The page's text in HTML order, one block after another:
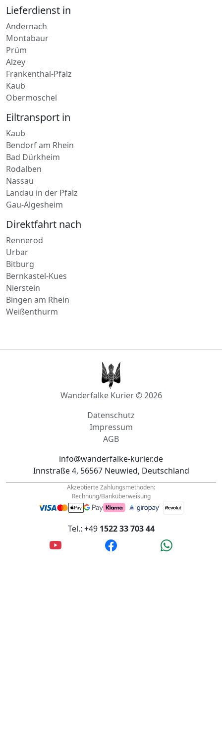
Montabaur
Prüm
Alzey
Frankenthal-Pfalz
Kaub
Obermoschel
Eiltransport in
Bendorf am Rhein
Bad Dürkheim
Rodalben
Nassau
Landau in der Pfalz
Gau-Algesheim
Direktfahrt nach
Urbar
Bitburg
Bernkastel-Kues
Nierstein
Bingen am Rhein
Weißenthurm
Wanderfalke Kurier © 2026
Datenschutz
AGB
info@wanderfalke-kurier.de
Akzeptierte Zahlungsmethoden:
Rechnung/Banküberweisung
Tel.: +491522 33 703 44